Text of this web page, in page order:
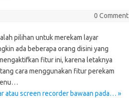
0 Comment
pilihan untuk merekam layar
ada beberapa orang disini yang
fitur ini, karena letaknya
cara menggunakan fitur perekam
atau screen recorder bawaan pada… »